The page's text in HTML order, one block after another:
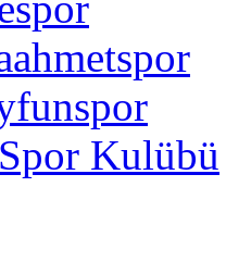
Kulübü